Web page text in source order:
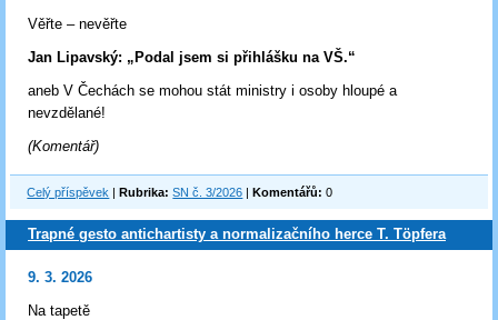
Věřte – nevěřte
Jan Lipavský: „Podal jsem si přihlášku na VŠ.“
aneb V Čechách se mohou stát ministry i osoby hloupé a
nevzdělané!
(Komentář)
Celý příspěvek |Rubrika: SN č. 3/2026 |Komentářů: 0
Trapné gesto antichartisty a normalizačního herce T. Töpfera
9. 3. 2026
Na tapetě